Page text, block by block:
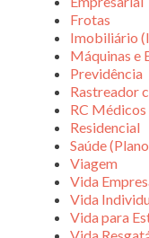
Frotas
Imobiliário
Máquinas e
Previdência
Rastreador
RC Médicos
Residencial
Saúde
Viagem
Vida
Vida
Vida para